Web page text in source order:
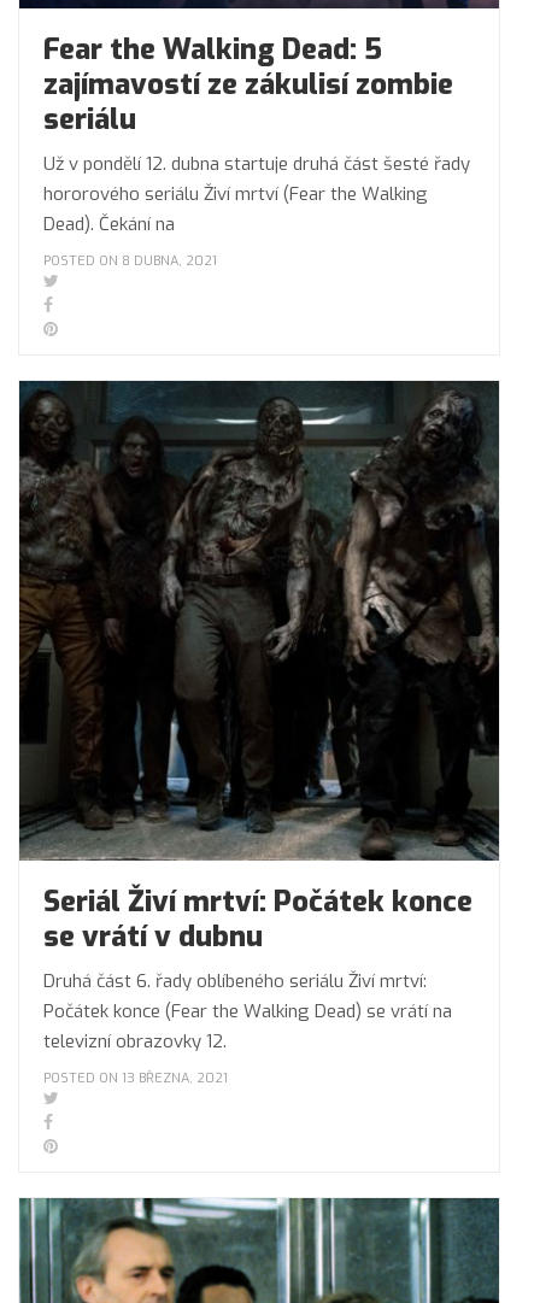
Fear the Walking Dead: 5
zajímavostí ze zákulisí zombie
seriálu
Už v pondělí 12. dubna startuje druhá část šesté řady
hororového seriálu Živí mrtví (Fear the Walking
Dead). Čekání na
POSTED ON 8 DUBNA, 2021
Seriál Živí mrtví: Počátek konce
se vrátí v dubnu
Druhá část 6. řady oblíbeného seriálu Živí mrtví:
Počátek konce (Fear the Walking Dead) se vrátí na
televizní obrazovky 12.
POSTED ON 13 BŘEZNA, 2021